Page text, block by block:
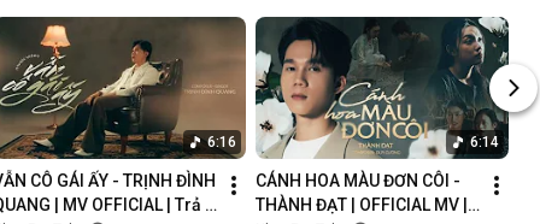
6:16
CÔ GÁI ẤY - TRỊNH ĐÌNH
| MV OFFICIAL | Trả
6:14
CÁNH HOA MÀU ĐƠN CÔI -
THÀNH ĐẠT | OFFICIAL MV |